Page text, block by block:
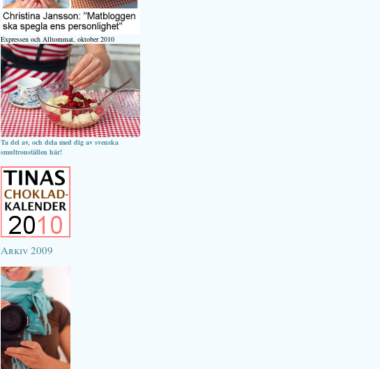
Expressen och Alltommat, oktober 2010
Ta del av, och dela med dig av svenska
smultronställen här!
Arkiv 2009